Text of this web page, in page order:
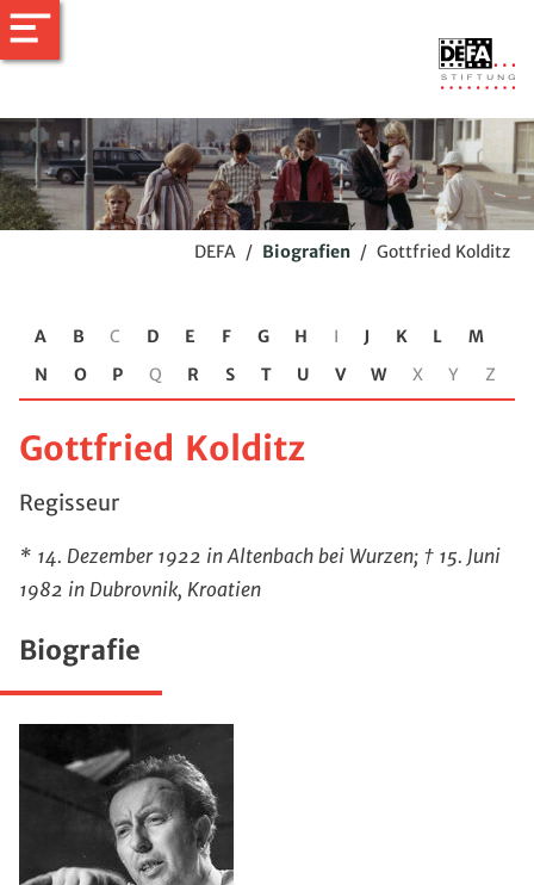
DEFA / Biografien / Gottfried Kolditz
A B C D E F G H I J K L
M
N
O P Q R S T U V W X Y Z
Gottfried Kolditz
Regisseur
* 14. Dezember 1922 in Altenbach bei Wurzen; † 15. Juni
1982 in Dubrovnik, Kroatien
Biografie